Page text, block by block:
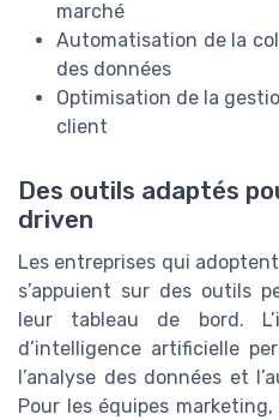
marché
Automatisation de la
des données
Optimisation de la
client
Des outils adaptés
driven
Les entreprises qui
s’appuient sur des outils
leur tableau de bord.
d’intelligence artificielle
l’analyse des données et
Pour les équipes